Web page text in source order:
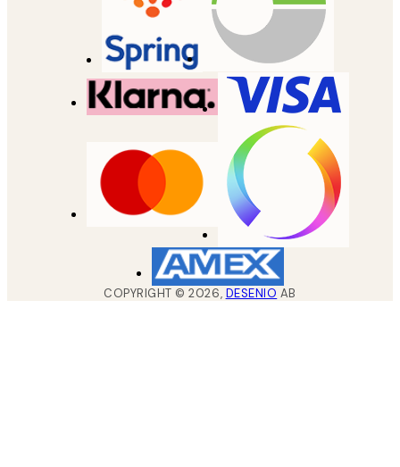
COPYRIGHT ©2026, DESENIO AB